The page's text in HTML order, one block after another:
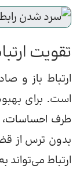
تقویت
ارتباط باز و
است. برای
طرف احساسات،
بدون ترس از
ارتباط